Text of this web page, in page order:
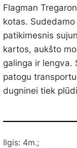
Flagman
kotas.
patikimesnis
kartos, aukšto
galinga ir lengva.
patogu
dugninei tiek
Ilgis: 4m.;